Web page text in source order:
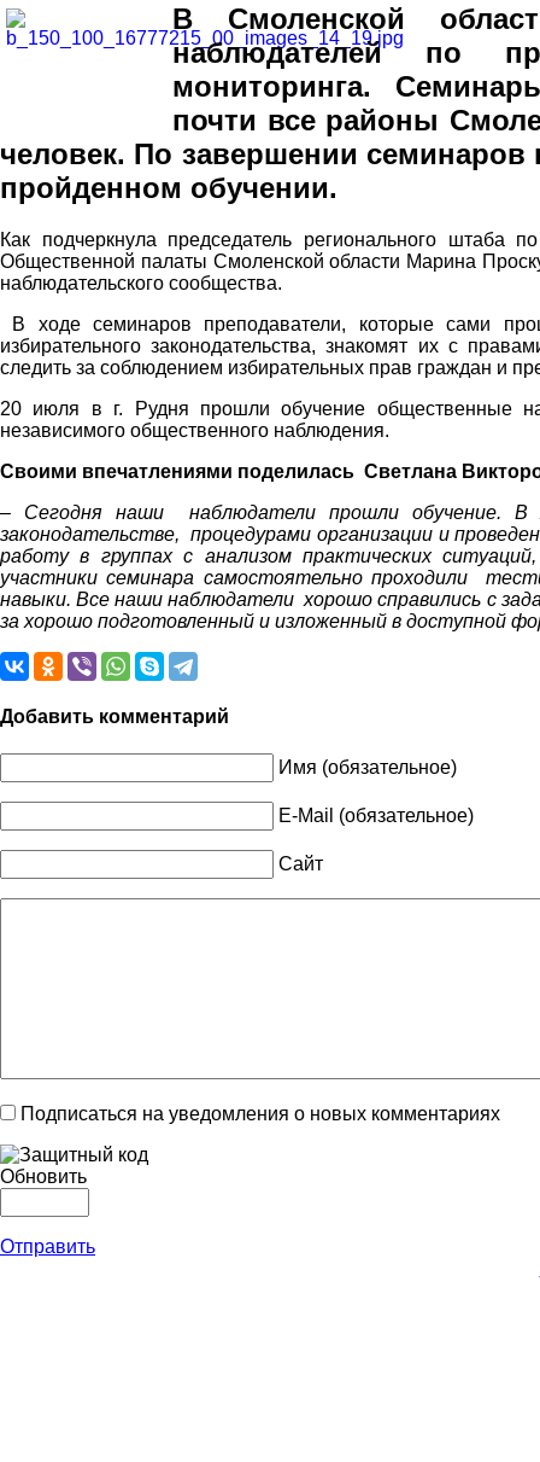
В Смоленской
наблюдателей по
мониторинга.
почти все районы
человек. По завершении
пройденном обучении.
Как подчеркнула председатель регионального
Общественной палаты Смоленской области Марина
наблюдательского сообщества.
В ходе семинаров преподаватели, которые сами
избирательного законодательства, знакомят их с
следить за соблюдением избирательных прав граждан и
20 июля в г. Рудня прошли обучение общественные
независимого общественного наблюдения.
Своими впечатлениями поделилась Светлана
– Сегодня наши наблюдатели прошли обучение. В
законодательстве, процедурами организации и
работу в группах с анализом практических
участники семинара самостоятельно проходили
навыки. Все наши наблюдатели хорошо справились с
за хорошо подготовленный и изложенный в доступной
Добавить комментарий
Имя (обязательное)
E-Mail (обязательное)
Сайт
Подписаться на уведомления о новых комментариях
Обновить
Отправить